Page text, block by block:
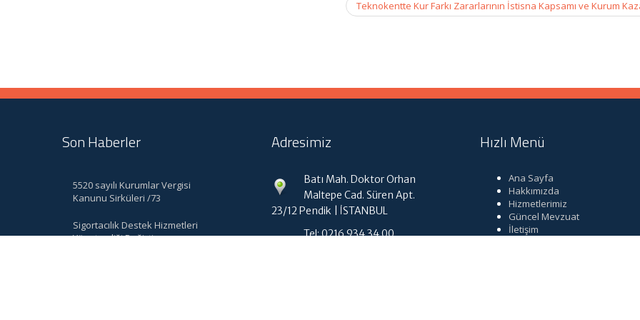
Teknokentte Kur Farkı Zararlarının İstisna Kapsamı ve Kurum
Son Haberler
5520 sayılı Kurumlar Vergisi
Kanunu Sirküleri /73
Sigortacılık Destek Hizmetleri
Yönetmeliği Değişti
Adresimiz
Batı Mah. Doktor Orhan
Maltepe Cad. Süren Apt.
23/12 Pendik | İSTANBUL
Tel: 0216 934 34 00
Hızlı Menü
Ana Sayfa
Hakkımızda
Hizmetlerimiz
Güncel Mevzuat
İletişim